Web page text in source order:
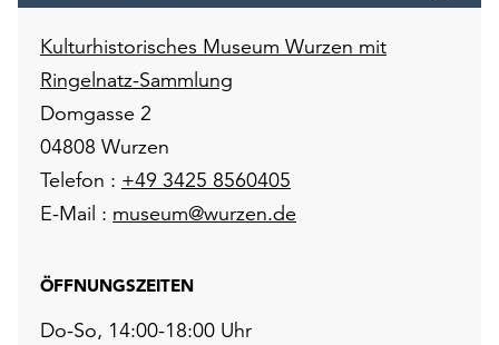
Kulturhistorisches Museum Wurzen mit
Ringelnatz-Sammlung
Domgasse 2
04808 Wurzen
Telefon : +49 3425 8560405
E-Mail : museum@wurzen.de
ÖFFNUNGSZEITEN
Do-So, 14:00-18:00 Uhr